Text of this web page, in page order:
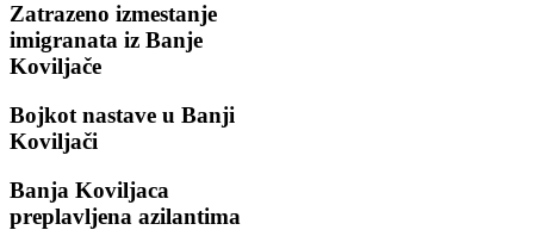
Zatrazeno izmestanje
imigranata iz Banje
Koviljače
Bojkot nastave u Banji
Koviljači
Banja Koviljaca
preplavljena azilantima